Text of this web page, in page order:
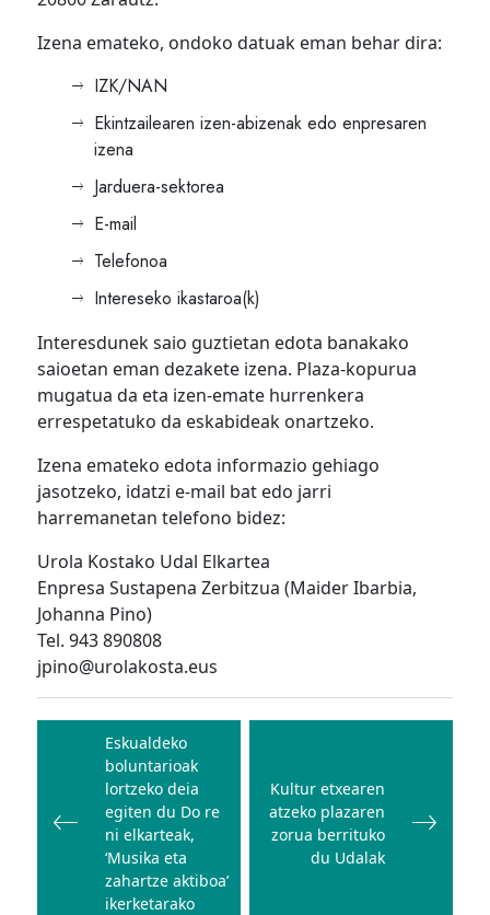
Izena emateko, ondoko datuak eman behar dira:
IZK/NAN
Ekintzailearen izen-abizenak edo enpresaren
izena
Jarduera-sektorea
E-mail
Telefonoa
Intereseko ikastaroa(k)
Interesdunek saio guztietan edota banakako
saioetan eman dezakete izena. Plaza-kopurua
mugatua da eta izen-emate hurrenkera
errespetatuko da eskabideak onartzeko.
Izena emateko edota informazio gehiago
jasotzeko, idatzi e-mail bat edo jarri
harremanetan telefono bidez:
Urola Kostako Udal Elkartea
Enpresa Sustapena Zerbitzua (Maider Ibarbia,
Johanna Pino)
Tel. 943 890808
jpino@urolakosta.eus
Bidalketetan
zehar
nabigatu
Eskualdeko
boluntarioak
lortzeko deia
egiten du Do re
ni elkarteak,
‘Musika eta
zahartze aktiboa’
ikerketarako
Kultur etxearen
atzeko plazaren
zorua berrituko
du Udalak